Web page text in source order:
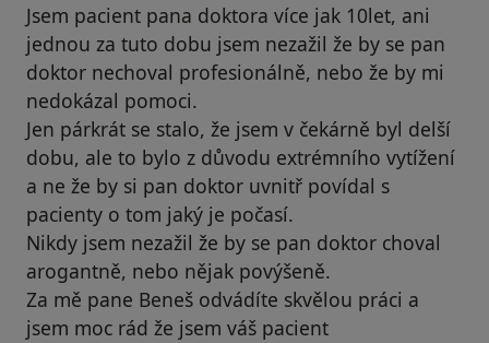
Jsem pacient pana doktora více jak 10let, ani
jednou za tuto dobu jsem nezažil že by se pan
doktor nechoval profesionálně, nebo že by mi
nedokázal pomoci.
Jen párkrát se stalo, že jsem v čekárně byl delší
dobu, ale to bylo z důvodu extrémního vytížení
a ne že by si pan doktor uvnitř povídal s
pacienty o tom jaký je počasí.
Nikdy jsem nezažil že by se pan doktor choval
arogantně, nebo nějak povýšeně.
Za mě pane Beneš odvádíte skvělou práci a
jsem moc rád že jsem váš pacient